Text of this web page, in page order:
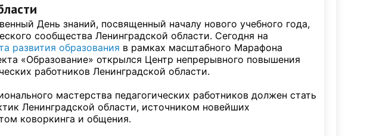
День знаний, посвященный началу нового учебного года,
сообщества Ленинградской области. Сегодня на
развития образования в рамках масштабного Марафона
«Образование» открылся Центр непрерывного повышения
работников Ленинградской области.
мастерства педагогических работников должен стать
Ленинградской области, источником новейших
коворкинга и общения.